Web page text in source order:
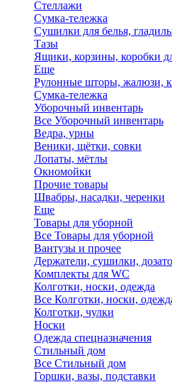
Стеллажи
Сумка-тележка
Сушилки для белья,
Тазы
Ящики, корзины, коробки
Еще
Рулонные шторы, жалюзи,
Сумка-тележка
Уборочный инвентарь
Все Уборочный инвентарь
Ведра, урны
Веники, щётки, совки
Лопаты, мётлы
Окномойки
Прочие товары
Швабры, насадки, черенки
Еще
Товары для уборной
Все Товары для уборной
Вантузы и прочее
Держатели, сушилки,
Комплекты для WC
Колготки, носки, одежда
Все Колготки, носки,
Колготки, чулки
Носки
Одежда спецназначения
Стильный дом
Все Стильный дом
Горшки, вазы, подставки